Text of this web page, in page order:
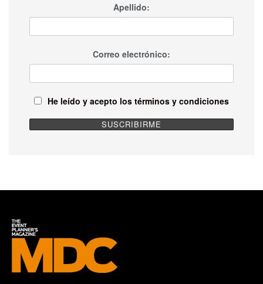
Apellido:
Correo electrónico:
He leído y acepto los términos y condiciones